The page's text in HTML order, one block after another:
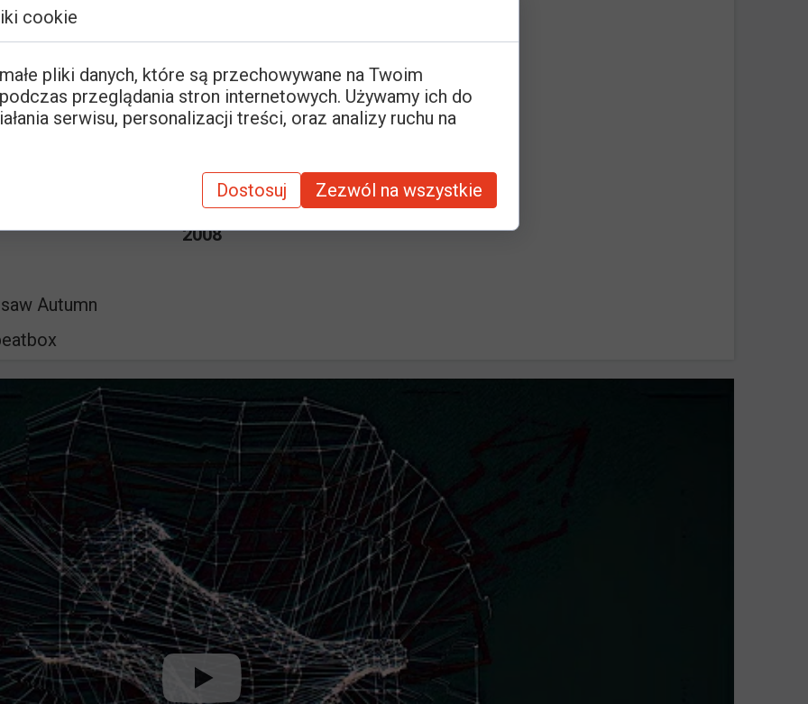
Hall
2008
Autumn
cookie
pliki danych, które są przechowywane na Twoim
przeglądania stron internetowych. Używamy ich do
serwisu, personalizacji treści, oraz analizy ruchu na
Dostosuj Zezwól na wszystkie